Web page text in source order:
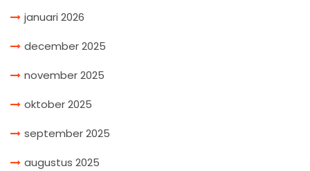
januari 2026
december 2025
november 2025
oktober 2025
september 2025
augustus 2025